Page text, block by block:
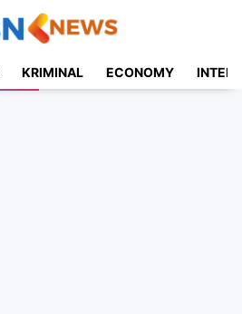
KRIMINAL ECONOMY